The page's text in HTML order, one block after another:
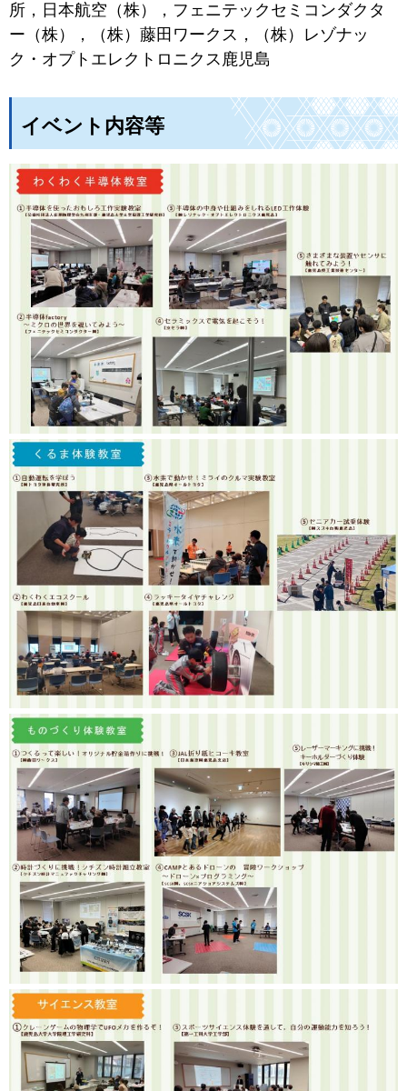
所，日本航空（株），フェニテックセミコンダクタ
ー（株），（株）藤田ワークス，（株）レゾナッ
ク・オプトエレクトロニクス鹿児島
イベント内容等